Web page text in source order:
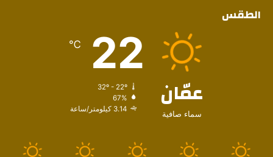
الطقس
عمّان
سماء صافية
22
℃
32º - 22º
67%
3.14 كيلومتر/ساعة